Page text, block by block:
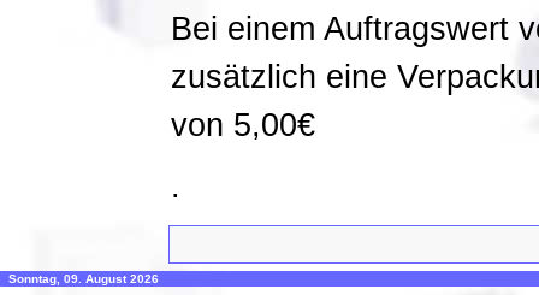
Bei einem Auftragswert
zusätzlich eine
von 5,00€
.
Sonntag, 09. August 2026